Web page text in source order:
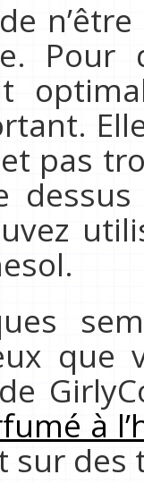
pas
que
à
des